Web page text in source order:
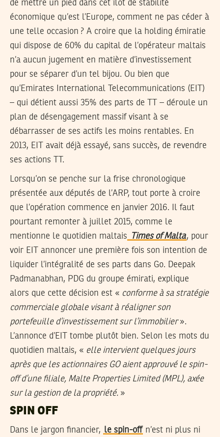
de mettre un pied dans cet îlot de stabilité
économique qu’est l’Europe, comment ne pas céder à
une telle occasion ? A croire que la holding émiratie
qui dispose de 60% du capital de l’opérateur maltais
n’a aucun jugement en matière d’investissement
pour se séparer d’un tel bijou. Ou bien que
qu’Emirates International Telecommunications (EIT)
– qui détient aussi 35% des parts de TT – déroule un
plan de désengagement massif visant à se
débarrasser de ses actifs les moins rentables. En
2013, EIT avait déjà essayé, sans succès, de revendre
ses actions TT.
Lorsqu’on se penche sur la frise chronologique
présentée aux députés de l’ARP, tout porte à croire
que l’opération commence en janvier 2016. Il faut
pourtant remonter à juillet 2015, comme le
mentionne le quotidien maltais
Times of Malta, pour
voir EIT annoncer une première fois son intention de
liquider l’intégralité de ses parts dans Go. Deepak
Padmanabhan, PDG du groupe émirati, explique
alors que cette décision est « conforme à sa stratégie
commerciale globale visant à réaligner son
portefeuille d’investissement sur l’immobilier».
L’annonce d’EIT tombe plutôt bien. Selon les mots du
quotidien maltais, « elle intervient quelques jours
après que les actionnaires GO aient approuvé le spin-
off d’une filiale, Malte Properties Limited (MPL), axée
sur la gestion de la propriété. »
SPIN OFF
Dans le jargon financier, le spin-off n’est ni plus ni